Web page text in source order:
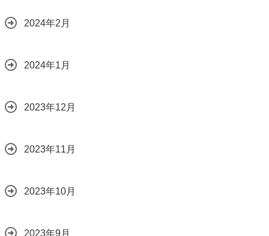
2024年2月
2024年1月
2023年12月
2023年11月
2023年10月
2023年9月